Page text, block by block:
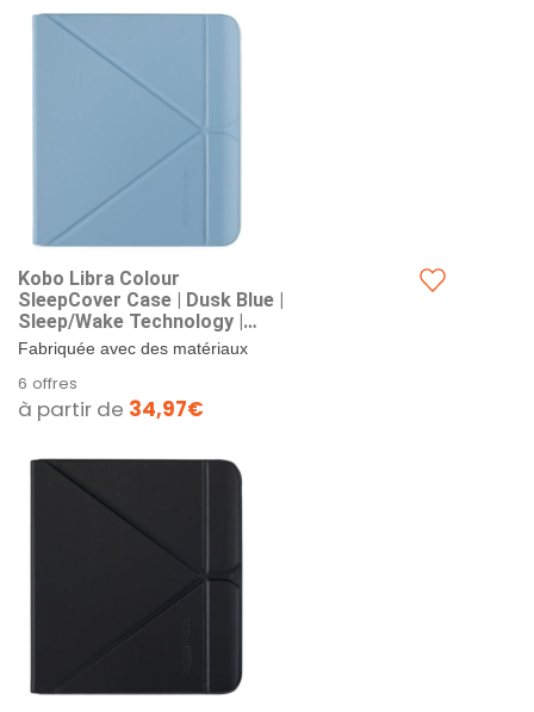
Kobo Libra Colour
SleepCover Case | Dusk Blue |
Sleep/Wake Technology |
Built-in 2-Way Stand | Vegan
Leather | Compatible with 7"
Kobo Libra Colour eReader
Fabriquée avec des matériaux
votre Kobo Libra Colou. & –...
6 offres
à partir de 34,97€